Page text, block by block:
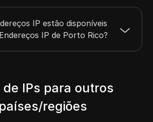
IP estão disponíveis
IP de Porto Rico?
de IPs para outros
países/regiões